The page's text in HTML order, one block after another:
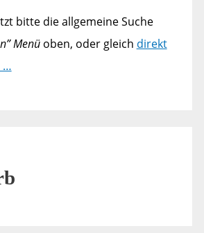
bitte die allgemeine Suche
Menüoben, oder gleich direkt
…